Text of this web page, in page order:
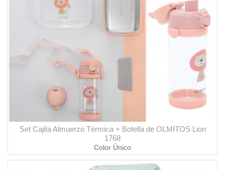
Set Cajita Almuerzo Térmica + Botella de OLMITOS Lion
1768
Color Único